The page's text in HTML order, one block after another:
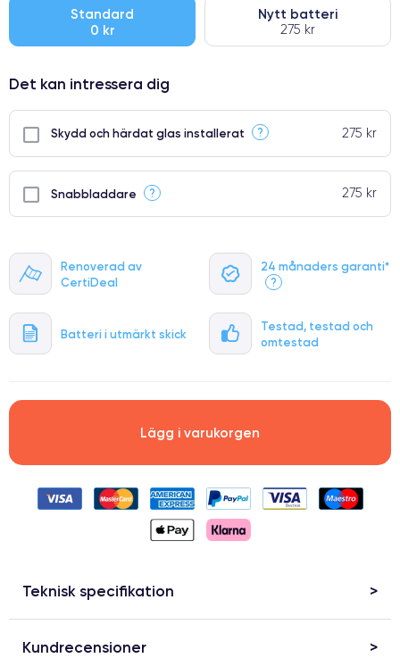
Renoverad av
CertiDeal
24 månaders garanti*
?
Batteri i utmärkt skick
Testad, testad och
omtestad
● Oklanderlig kvalitetsskärm
● Endast 5% av våra telefoner har premiumklassning
Standard
0 kr
Nytt batteri
275 kr
Det kan intressera dig
Skydd och härdat glas installerat ? 275 kr
Snabbladdare ? 275 kr
Lägg i varukorgen
Teknisk specifikation
Kundrecensioner